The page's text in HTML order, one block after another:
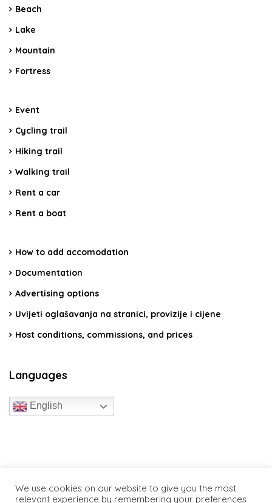
Beach
Lake
Mountain
Fortress
Event
Cycling trail
Hiking trail
Walking trail
Rent a car
Rent a boat
How to add accomodation
Documentation
Advertising options
Uvijeti oglašavanja na stranici, provizije i cijene
Host conditions, commissions, and prices
Languages
English
We use cookies on our website to give you the most
relevant experience by remembering your preferences